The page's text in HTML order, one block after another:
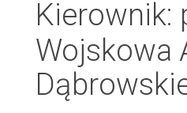
Kierownik:
Wojskowa